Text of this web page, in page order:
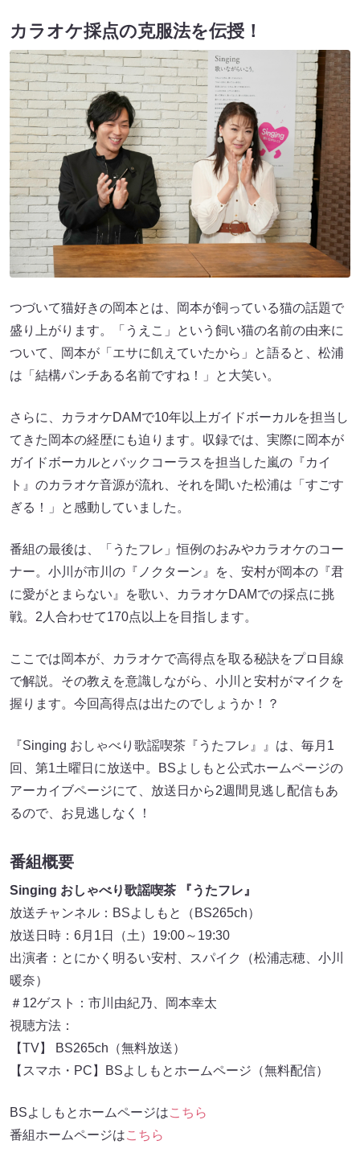
カラオケ採点の克服法を伝授！
つづいて猫好きの岡本とは、岡本が飼っている猫の話題で
盛り上がります。「うえこ」という飼い猫の名前の由来に
ついて、岡本が「エサに飢えていたから」と語ると、松浦
は「結構パンチある名前ですね！」と大笑い。
さらに、カラオケDAMで10年以上ガイドボーカルを担当し
てきた岡本の経歴にも迫ります。収録では、実際に岡本が
ガイドボーカルとバックコーラスを担当した嵐の『カイ
ト』のカラオケ音源が流れ、それを聞いた松浦は「すごす
ぎる！」と感動していました。
番組の最後は、「うたフレ」恒例のおみやカラオケのコー
ナー。小川が市川の『ノクターン』を、安村が岡本の『君
に愛がとまらない』を歌い、カラオケDAMでの採点に挑
戦。2人合わせて170点以上を目指します。
ここでは岡本が、カラオケで高得点を取る秘訣をプロ目線
で解説。その教えを意識しながら、小川と安村がマイクを
握ります。今回高得点は出たのでしょうか！？
『Singing おしゃべり歌謡喫茶『うたフレ』』は、毎月1
回、第1土曜日に放送中。BSよしもと公式ホームページの
アーカイブページにて、放送日から2週間見逃し配信もあ
るので、お見逃しなく！
番組概要
Singing おしゃべり歌謡喫茶 『うたフレ』
放送チャンネル：BSよしもと（BS265ch）
放送日時：6月1日（土）19:00～19:30
出演者：とにかく明るい安村、スパイク（松浦志穂、小川
暖奈）
＃12ゲスト：市川由紀乃、岡本幸太
視聴方法：
【TV】 BS265ch（無料放送）
【スマホ・PC】BSよしもとホームページ（無料配信）
BSよしもとホームページはこちら
番組ホームページはこちら